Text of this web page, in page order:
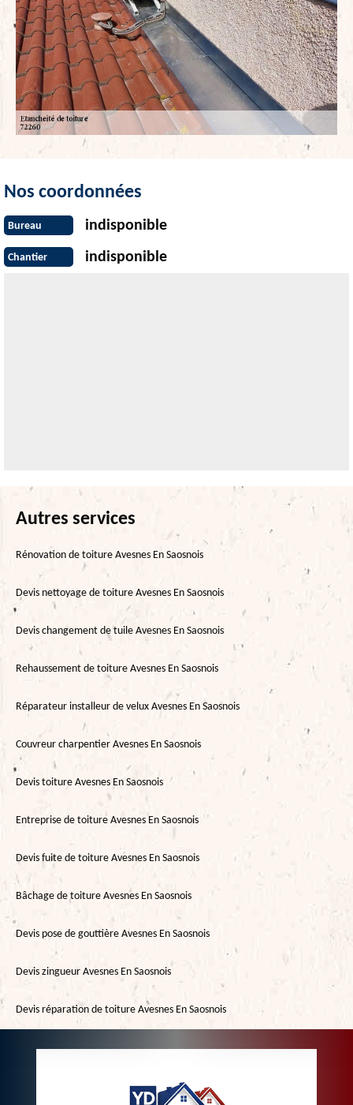
Nos coordonnées
Bureau indisponible
Chantier indisponible
Autres services
Rénovation de toiture Avesnes En Saosnois
Devis nettoyage de toiture Avesnes En Saosnois
Devis changement de tuile Avesnes En Saosnois
Rehaussement de toiture Avesnes En Saosnois
Réparateur installeur de velux Avesnes En Saosnois
Couvreur charpentier Avesnes En Saosnois
Devis toiture Avesnes En Saosnois
Entreprise de toiture Avesnes En Saosnois
Devis fuite de toiture Avesnes En Saosnois
Bâchage de toiture Avesnes En Saosnois
Devis pose de gouttière Avesnes En Saosnois
Devis zingueur Avesnes En Saosnois
Devis réparation de toiture Avesnes En Saosnois